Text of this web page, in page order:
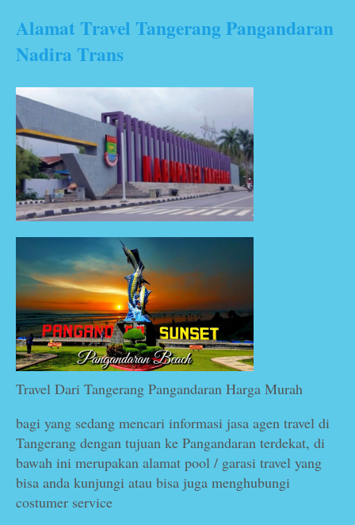
Alamat Travel Tangerang Pangandaran
Nadira Trans
Travel Dari Tangerang Pangandaran Harga Murah
bagi yang sedang mencari informasi jasa agen travel di
Tangerang dengan tujuan ke Pangandaran terdekat, di
bawah ini merupakan alamat pool / garasi travel yang
bisa anda kunjungi atau bisa juga menghubungi
costumer service